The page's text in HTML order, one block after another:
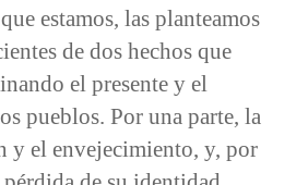
estamos, las planteamos
de dos hechos que
el presente y el
pueblos. Por una parte, la
y el envejecimiento, y, por